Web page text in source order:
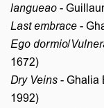
langueao -
Last embrace -
Ego dormio/
1672)
Dry Veins - Ghalia
1992)